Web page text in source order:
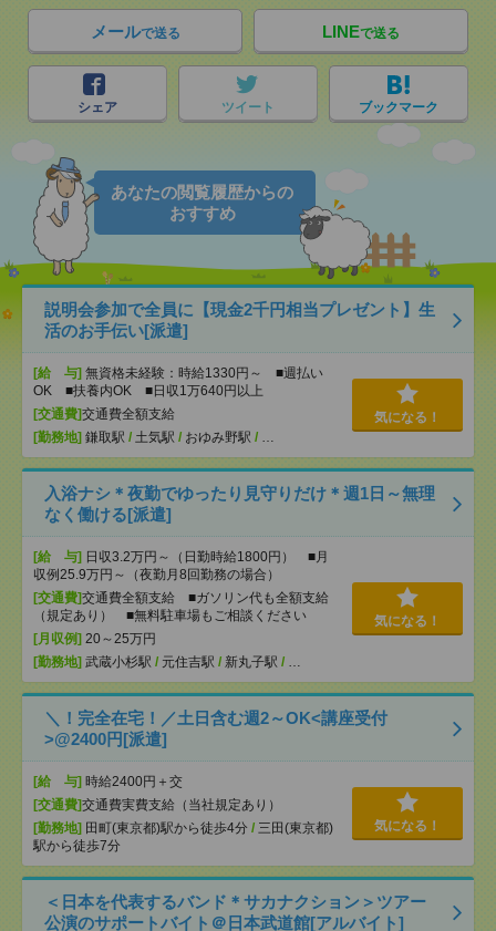
メールで送る LINEで送る
シェア ツイート ブックマーク
あなたの閲覧履歴からの
おすすめ
説明会参加で全員に【現金2千円相当プレゼント】生
活のお手伝い[派遣]
[給 与] 無資格未経験：時給1330円～ ■週払い
OK ■扶養内OK ■日収1万640円以上
[交通費]交通費全額支給
[勤務地] 鎌取駅 / 土気駅 / おゆみ野駅 / …
気になる！
入浴ナシ＊夜勤でゆったり見守りだけ＊週1日～無理
なく働ける[派遣]
[給 与] 日収3.2万円～（日勤時給1800円） ■月
収例25.9万円～（夜勤月8回勤務の場合）
[交通費]交通費全額支給 ■ガソリン代も全額支給
（規定あり） ■無料駐車場もご相談ください
[月収例] 20～25万円
[勤務地] 武蔵小杉駅 / 元住吉駅 / 新丸子駅 / …
気になる！
＼！完全在宅！／土日含む週2～OK<講座受付
>@2400円[派遣]
[給 与] 時給2400円＋交
[交通費]交通費実費支給（当社規定あり）
[勤務地] 田町(東京都)駅から徒歩4分 / 三田(東京都)
駅から徒歩7分
気になる！
＜日本を代表するバンド＊サカナクション＞ツアー
公演のサポートバイト＠日本武道館[アルバイト]